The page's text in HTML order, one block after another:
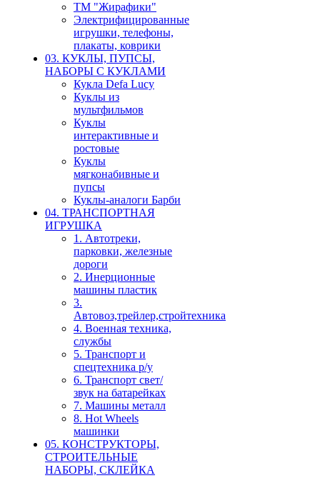
ТМ "Жирафики"
Электрифицированные
игрушки, телефоны,
плакаты, коврики
03. КУКЛЫ, ПУПСЫ,
НАБОРЫ С КУКЛАМИ
Кукла Defa Lucy
Куклы из
мультфильмов
Куклы
интерактивные и
ростовые
Куклы
мягконабивные и
пупсы
Куклы-аналоги Барби
04. ТРАНСПОРТНАЯ
ИГРУШКА
1. Автотреки,
парковки, железные
дороги
2. Инерционные
машины пластик
3.
Автовоз,трейлер,стройтехника
4. Военная техника,
службы
5. Транспорт и
спецтехника р/у
6. Транспорт свет/
звук на батарейках
7. Машины металл
8. Hot Wheels
машинки
05. КОНСТРУКТОРЫ,
СТРОИТЕЛЬНЫЕ
НАБОРЫ, СКЛЕЙКА